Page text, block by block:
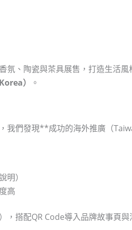
氛、陶瓷與茶具展售，打造生活
）
。
我們發現**成功的海外推廣（
明）
高
搭配QR Code導入品牌故事頁